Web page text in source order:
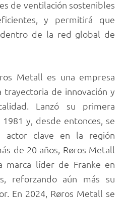
de ventilación sostenibles
y permitirá que
de la red global de
Metall es una empresa
trayectoria de innovación y
Lanzó su primera
y, desde entonces, se
actor clave en la región
de 20 años, Røros Metall
marca líder de Franke en
reforzando aún más su
En 2024, Røros Metall se